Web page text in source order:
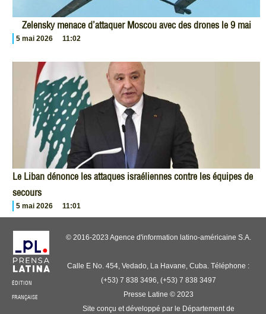
Zelensky menace d’attaquer Moscou avec des drones le 9 mai
5 mai 2026 11:02
Le Liban dénonce les attaques israéliennes contre les équipes de
secours
5 mai 2026 11:01
ÉDITION
FRANÇAISE
© 2016-2023 Agence d'information latino-américaine S.A.
Calle E No. 454, Vedado, La Havane, Cuba. Téléphone :
(+53) 7 838 3496, (+53) 7 838 3497
Presse Latine © 2023
Site conçu et développé par le Département de